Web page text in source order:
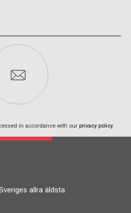
in accordance with our privacy policy.
allra äldsta